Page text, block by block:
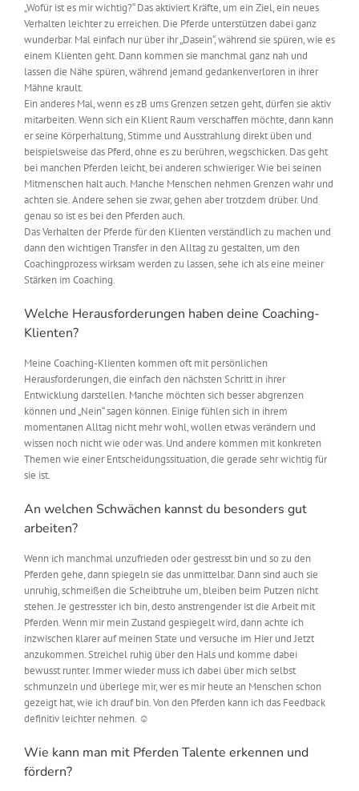
„Wofür ist es mir wichtig?“ Das aktiviert Kräfte, um ein Ziel, ein neues
Verhalten leichter zu erreichen. Die Pferde unterstützen dabei ganz
wunderbar. Mal einfach nur über ihr „Dasein“, während sie spüren, wie es
einem Klienten geht. Dann kommen sie manchmal ganz nah und
lassen die Nähe spüren, während jemand gedankenverloren in ihrer
Mähne krault.
Ein anderes Mal, wenn es zB ums Grenzen setzen geht, dürfen sie aktiv
mitarbeiten. Wenn sich ein Klient Raum verschaffen möchte, dann kann
er seine Körperhaltung, Stimme und Ausstrahlung direkt üben und
beispielsweise das Pferd, ohne es zu berühren, wegschicken. Das geht
bei manchen Pferden leicht, bei anderen schwieriger. Wie bei seinen
Mitmenschen halt auch. Manche Menschen nehmen Grenzen wahr und
achten sie. Andere sehen sie zwar, gehen aber trotzdem drüber. Und
genau so ist es bei den Pferden auch.
Das Verhalten der Pferde für den Klienten verständlich zu machen und
dann den wichtigen Transfer in den Alltag zu gestalten, um den
Coachingprozess wirksam werden zu lassen, sehe ich als eine meiner
Stärken im Coaching.
Welche Herausforderungen haben deine Coaching-
Klienten?
Meine Coaching-Klienten kommen oft mit persönlichen
Herausforderungen, die einfach den nächsten Schritt in ihrer
Entwicklung darstellen. Manche möchten sich besser abgrenzen
können und „Nein“ sagen können. Einige fühlen sich in ihrem
momentanen Alltag nicht mehr wohl, wollen etwas verändern und
wissen noch nicht wie oder was. Und andere kommen mit konkreten
Themen wie einer Entscheidungssituation, die gerade sehr wichtig für
sie ist.
An welchen Schwächen kannst du besonders gut
arbeiten?
Wenn ich manchmal unzufrieden oder gestresst bin und so zu den
Pferden gehe, dann spiegeln sie das unmittelbar. Dann sind auch sie
unruhig, schmeißen die Scheibtruhe um, bleiben beim Putzen nicht
stehen. Je gestresster ich bin, desto anstrengender ist die Arbeit mit
Pferden. Wenn mir mein Zustand gespiegelt wird, dann achte ich
inzwischen klarer auf meinen State und versuche im Hier und Jetzt
anzukommen. Streichel ruhig über den Hals und komme dabei
bewusst runter. Immer wieder muss ich dabei über mich selbst
schmunzeln und überlege mir, wer es mir heute an Menschen schon
gezeigt hat, wie ich drauf bin. Von den Pferden kann ich das Feedback
definitiv leichter nehmen. ☺
Wie kann man mit Pferden Talente erkennen und
fördern?